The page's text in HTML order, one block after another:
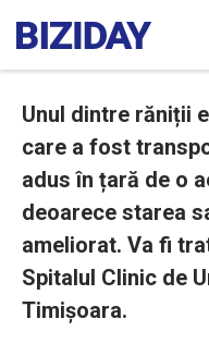
Unul dintre răniții
care a fost
adus în țară de o
deoarece starea
ameliorat. Va fi
Spitalul Clinic de
Timișoara.